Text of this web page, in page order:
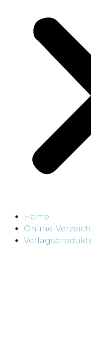
Home
Online-